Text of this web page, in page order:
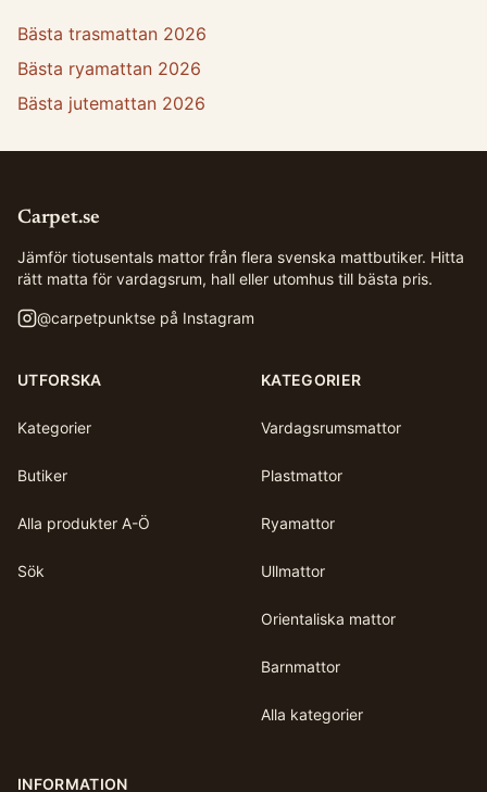
Bästa trasmattan 2026
Bästa ryamattan 2026
Bästa jutemattan 2026
Carpet.se
Jämför tiotusentals mattor från flera svenska mattbutiker. Hitta
rätt matta för vardagsrum, hall eller utomhus till bästa pris.
@carpetpunktse på Instagram
UTFORSKA
Kategorier
Butiker
Alla produkter A-Ö
Sök
KATEGORIER
Vardagsrumsmattor
Plastmattor
Ryamattor
Ullmattor
Orientaliska mattor
Barnmattor
Alla kategorier
INFORMATION